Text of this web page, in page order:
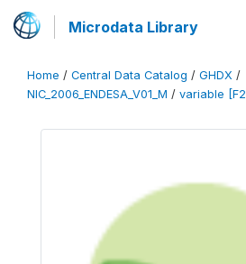
Microdata Library
Home / Central Data Catalog / GHDX /
NIC_2006_ENDESA_V01_M / variable [F2]